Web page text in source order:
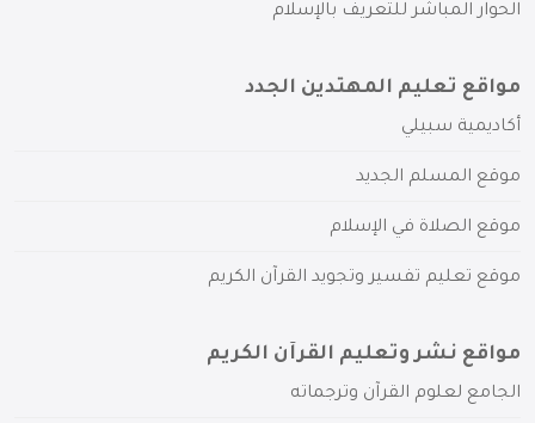
الحوار المباشر للتعريف بالإسلام
مواقع تعليم المهتدين الجدد
أكاديمية سبيلي
موقع المسلم الجديد
موقع الصلاة في الإسلام
موقع تعليم تفسير وتجويد القرآن الكريم
مواقع نشر وتعليم القرآن الكريم
الجامع لعلوم القرآن وترجماته